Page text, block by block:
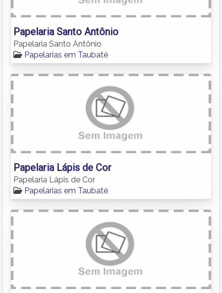
Papelaria Santo Antônio
Papelaria Santo Antônio
Papelarias em Taubaté
Papelaria Lápis de Cor
Papelaria Lápis de Cor
Papelarias em Taubaté